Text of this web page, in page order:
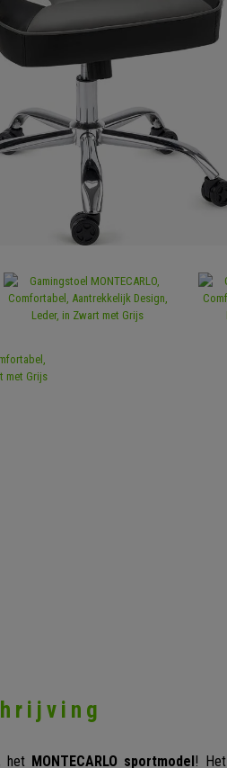
het MONTECARLO sportmodel! Het